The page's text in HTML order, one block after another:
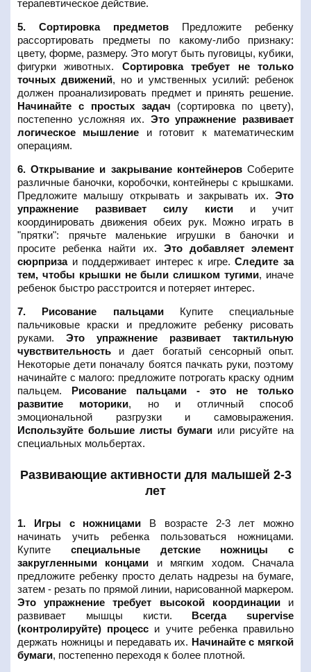
терапевтическое действие.
5. Сортировка предметов Предложите ребенку
рассортировать предметы по какому-либо признаку:
цвету, форме, размеру. Это могут быть пуговицы, кубики,
фигурки животных. Сортировка требует не только
точных движений, но и умственных усилий: ребенок
должен проанализировать предмет и принять решение.
Начинайте с простых задач (сортировка по цвету),
постепенно усложняя их. Это упражнение развивает
логическое мышление и готовит к математическим
операциям.
6. Открывание и закрывание контейнеровСоберите
различные баночки, коробочки, контейнеры с крышками.
Предложите малышу открывать и закрывать их. Это
упражнение развивает силу кистии учит
координировать движения обеих рук. Можно играть в
"прятки": прячьте маленькие игрушки в баночки и
просите ребенка найти их. Это добавляет элемент
сюрпризаи поддерживает интерес к игре.Следите за
тем, чтобы крышки не были слишком тугими, иначе
ребенок быстро расстроится и потеряет интерес.
7. Рисование пальцамиКупите специальные
пальчиковые краски и предложите ребенку рисовать
руками. Это упражнение развивает тактильную
чувствительность и дает богатый сенсорный опыт.
Некоторые дети поначалу боятся пачкать руки, поэтому
начинайте с малого: предложите потрогать краску одним
пальцем. Рисование пальцами - это не только
развитие моторики, но и отличный способ
эмоциональной разгрузки и самовыражения.
Используйте большие листы бумаги или рисуйте на
специальных мольбертах.
Развивающие активности для малышей 2-3
лет
1. Игры с ножницами В возрасте 2-3 лет можно
начинать учить ребенка пользоваться ножницами.
Купите специальные детские ножницы с
закругленными концами и мягким ходом. Сначала
предложите ребенку просто делать надрезы на бумаге,
затем - резать по прямой линии, нарисованной маркером.
Это упражнение требует высокой координациии
развивает мышцы кисти. Всегда supervise
(контролируйте) процесс и учите ребенка правильно
держать ножницы и передавать их. Начинайте с мягкой
бумаги, постепенно переходя к более плотной.